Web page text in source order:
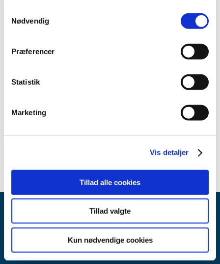
Nødvendig
Præferencer
Statistik
Marketing
Vis detaljer
Tillad alle cookies
Tillad valgte
Kun nødvendige cookies
2023 (12)
december (2)
oktober (1)
juli (2)